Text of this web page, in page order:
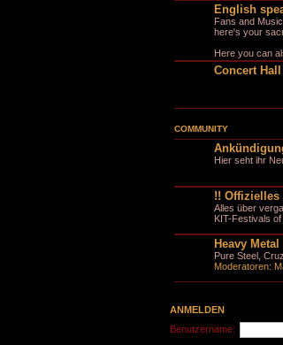
English
Fans and
here's your
Here you can
Concert Hall
COMMUNITY
Hier seht ihr
!! Offizielles
Alles über
KIT-Festivals
Heavy
Pure Steel,
Moderatoren:
ANMELDEN
Benutzername: